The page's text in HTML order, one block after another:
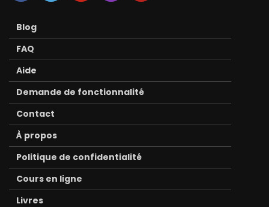
Blog
FAQ
Aide
Demande de fonctionnalité
Contact
À propos
Politique de confidentialité
Cours en ligne
Livres